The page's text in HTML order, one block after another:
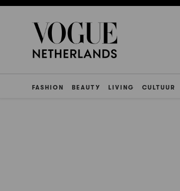
FASHION BEAUTY LIVING CULTUUR